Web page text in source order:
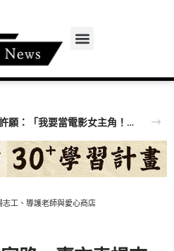
OH YA DJ 木木迎接26歲生日 許願：「我要當電影女主角！」
工、導護老師與愛心商店